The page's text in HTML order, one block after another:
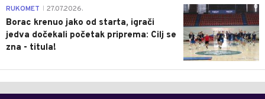
0
RUKOMET 27.07.2026.
Borac krenuo jako od starta, igrači
jedva dočekali početak priprema: Cilj se
zna - titula!